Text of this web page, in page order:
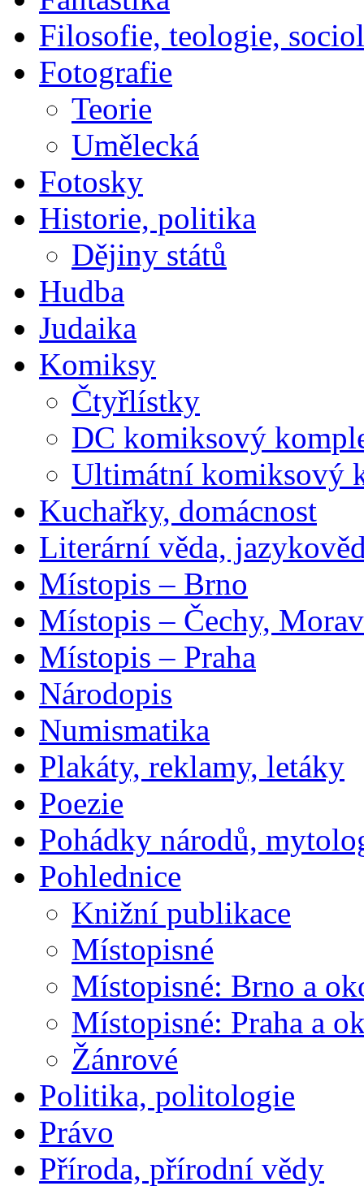
Filosofie, teologie,
Fotografie
Teorie
Umělecká
Fotosky
Historie, politika
Dějiny států
Hudba
Judaika
Komiksy
Čtyřlístky
DC komiksový
Ultimátní komiksový
Kuchařky, domácnost
Literární věda,
Místopis – Brno
Místopis – Čechy,
Místopis – Praha
Národopis
Numismatika
Plakáty, reklamy, letáky
Poezie
Pohádky národů,
Pohlednice
Knižní publikace
Místopisné
Místopisné: Brno a
Místopisné: Praha a
Žánrové
Politika, politologie
Právo
Příroda, přírodní vědy